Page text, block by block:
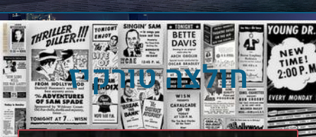
חולצה טורקיז